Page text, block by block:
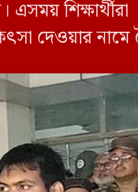
শিক্ষার্থীরা
দেওয়ার নামে